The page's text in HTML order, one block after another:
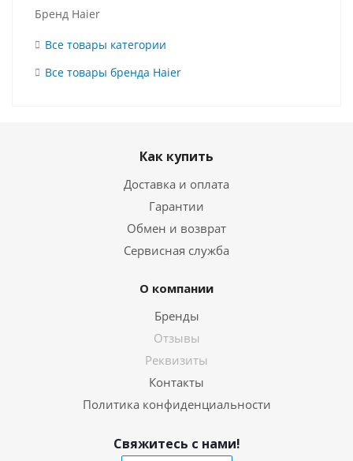
Бренд Haier
Все товары категории
Все товары бренда Haier
Как купить
Доставка и оплата
Гарантии
Обмен и возврат
Сервисная служба
О компании
Бренды
Отзывы
Реквизиты
Контакты
Политика конфиденциальности
Свяжитесь с нами!